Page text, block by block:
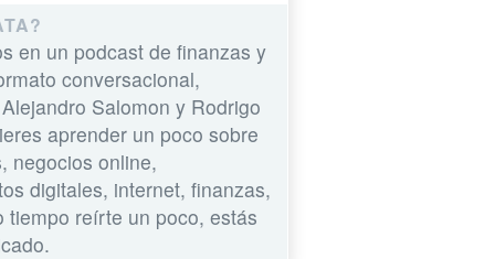
en un podcast de finanzas y
conversacional,
Salomon y Rodrigo
aprender un poco sobre
negocios online,
digitales, internet, finanzas,
tiempo reírte un poco, estás